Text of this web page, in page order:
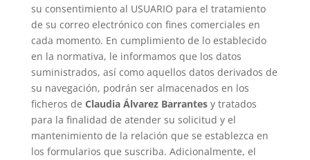
su consentimiento al USUARIO para el tratamiento
de su correo electrónico con fines comerciales en
cada momento. En cumplimiento de lo establecido
en la normativa, le informamos que los datos
suministrados, así como aquellos datos derivados de
su navegación, podrán ser almacenados en los
ficheros de Claudia Álvarez Barrantes y tratados
para la finalidad de atender su solicitud y el
mantenimiento de la relación que se establezca en
los formularios que suscriba. Adicionalmente, el